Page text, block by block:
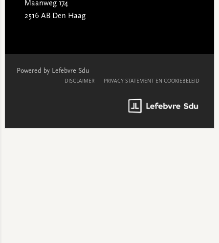
Maanweg 174
2516 AB Den Haag
Powered by Lefebvre Sdu
DISCLAIMER PRIVACY STATEMENT EN COOKIEBELEID